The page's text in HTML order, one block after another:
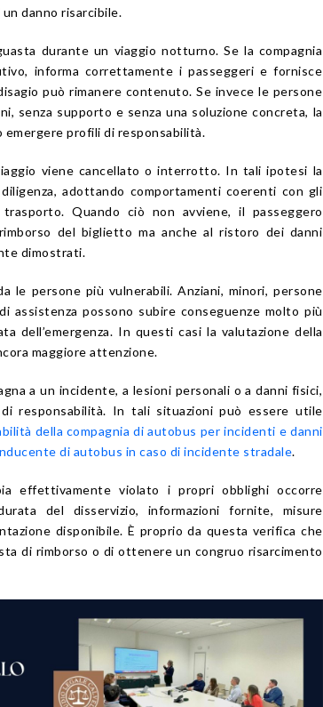
danno risarcibile.
durante un viaggio notturno. Se la compagnia
informa correttamente i passeggeri e fornisce
può rimanere contenuto. Se invece le persone
senza supporto e senza una soluzione concreta, la
emergere profili di responsabilità.
viene cancellato o interrotto. In tali ipotesi la
adottando comportamenti coerenti con gli
Quando ciò non avviene, il passeggero
del biglietto ma anche al ristoro dei danni
dimostrati.
le persone più vulnerabili. Anziani, minori, persone
assistenza possono subire conseguenze molto più
dell’emergenza. In questi casi la valutazione della
maggiore attenzione.
a un incidente, a lesioni personali o a danni fisici,
responsabilità. In tali situazioni può essere utile
della compagnia di autobus per incidenti e danni
di autobus in caso di incidente stradale.
effettivamente violato i propri obblighi occorre
del disservizio, informazioni fornite, misure
disponibile. È proprio da questa verifica che
di rimborso o di ottenere un congruo risarcimento